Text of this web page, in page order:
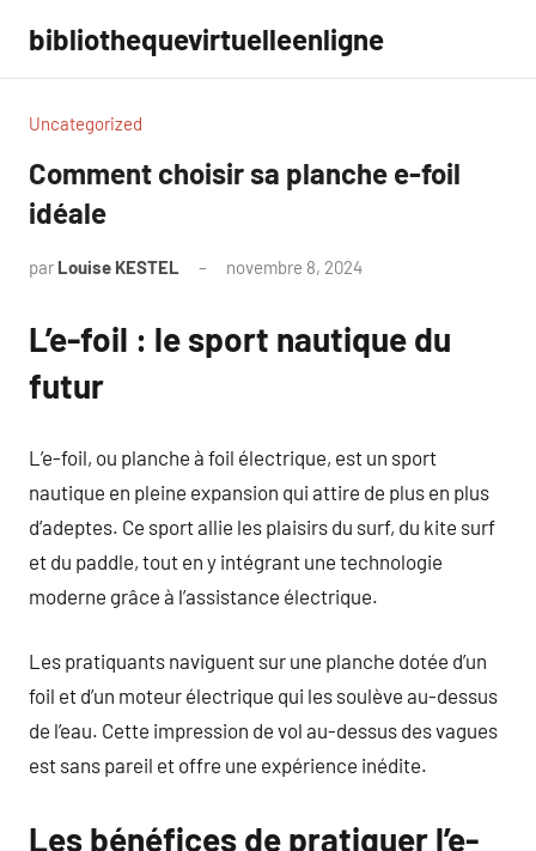
contenu
bibliothequevirtuelleenligne
Uncategorized
Comment choisir sa planche e-foil
idéale
par Louise KESTEL novembre 8, 2024
L’e-foil : le sport nautique du
futur
L’e-foil, ou planche à foil électrique, est un sport
nautique en pleine expansion qui attire de plus en plus
d’adeptes. Ce sport allie les plaisirs du surf, du kite surf
et du paddle, tout en y intégrant une technologie
moderne grâce à l’assistance électrique.
Les pratiquants naviguent sur une planche dotée d’un
foil et d’un moteur électrique qui les soulève au-dessus
de l’eau. Cette impression de vol au-dessus des vagues
est sans pareil et offre une expérience inédite.
Les bénéfices de pratiquer l’e-